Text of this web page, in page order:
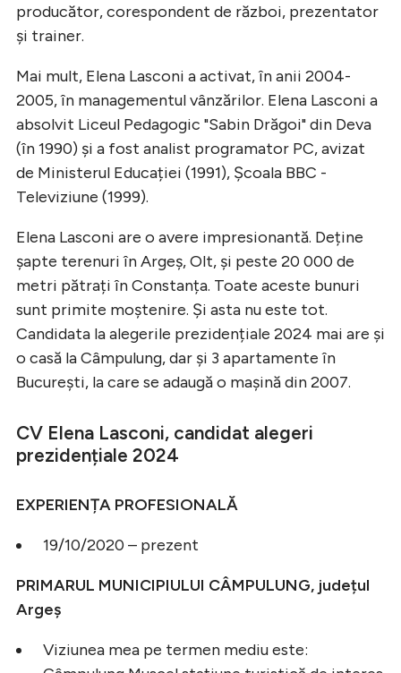
producător, corespondent de război, prezentator
și trainer.
Mai mult, Elena Lasconi a activat, în anii 2004-
2005, în managementul vânzărilor. Elena Lasconi a
absolvit Liceul Pedagogic "Sabin Drăgoi" din Deva
(în 1990) și a fost analist programator PC, avizat
de Ministerul Educației (1991), Școala BBC -
Televiziune (1999).
Elena Lasconi are o avere impresionantă. Deține
șapte terenuri în Argeș, Olt, și peste 20 000 de
metri pătrați în Constanța. Toate aceste bunuri
sunt primite moștenire. Și asta nu este tot.
Candidata la alegerile prezidențiale 2024 mai are și
o casă la Câmpulung, dar și 3 apartamente în
București, la care se adaugă o mașină din 2007.
CV Elena Lasconi, candidat alegeri
prezidențiale 2024
EXPERIENȚA PROFESIONALĂ
19/10/2020 – prezent
PRIMARUL MUNICIPIULUI CÂMPULUNG, județul
Argeș
Viziunea mea pe termen mediu este: